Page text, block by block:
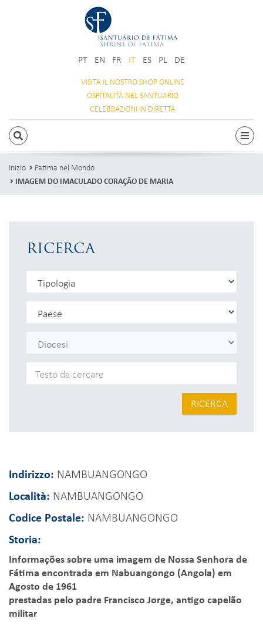
PT EN FR IT ES PL DE
VISITA IL NOSTROSHOP ONLINE
OSPITALITÀ NEL SANTUARIO
CELEBRAZIONI IN DIRETTA
RICERCA
Inizio
Fatima nel Mondo
IMAGEM DO IMACULADO CORAÇÃO DE MARIA
RICERCA
RICERCA
Indirizzo: NAMBUANGONGO
Località: NAMBUANGONGO
Codice Postale: NAMBUANGONGO
Storia:
Informações sobre uma imagem de Nossa Senhora de
Fátima encontrada em Nabuangongo (Angola) em
Agosto de 1961
prestadas pelo padre Francisco Jorge, antigo capelão
militar